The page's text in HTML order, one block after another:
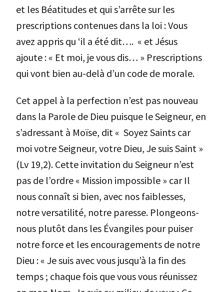
et les Béatitudes et qui s’arrête sur les
prescriptions contenues dans la loi : Vous
avez appris qu ‘il a été dit…. « et Jésus
ajoute : « Et moi, je vous dis… » Prescriptions
qui vont bien au-delà d’un code de morale.
Cet appel à la perfection n’est pas nouveau
dans la Parole de Dieu puisque le Seigneur, en
s’adressant à Moïse, dit « Soyez Saints car
moi votre Seigneur, votre Dieu, Je suis Saint »
(Lv 19,2). Cette invitation du Seigneur n’est
pas de l’ordre « Mission impossible » car Il
nous connaît si bien, avec nos faiblesses,
notre versatilité, notre paresse. Plongeons-
nous plutôt dans les Évangiles pour puiser
notre force et les encouragements de notre
Dieu : « Je suis avec vous jusqu’à la fin des
temps ; chaque fois que vous vous réunissez